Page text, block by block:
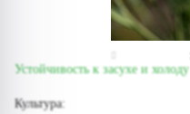
Устойчивость к засухе и холоду
Культура: